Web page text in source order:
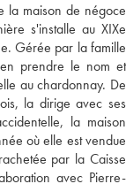
la maison de négoce
s'installe au XIXe
Gérée par la famille
prendre le nom et
au chardonnay. De
la dirige avec ses
la maison
où elle est vendue
par la Caisse
avec Pierre-